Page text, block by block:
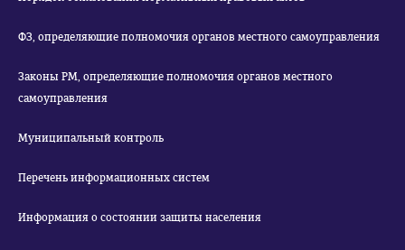
ФЗ, определяющие полномочия органов местного самоуправления
Законы РМ, определяющие полномочия органов местного
самоуправления
Муниципальный контроль
Перечень информационных систем
Информация о состоянии защиты населения